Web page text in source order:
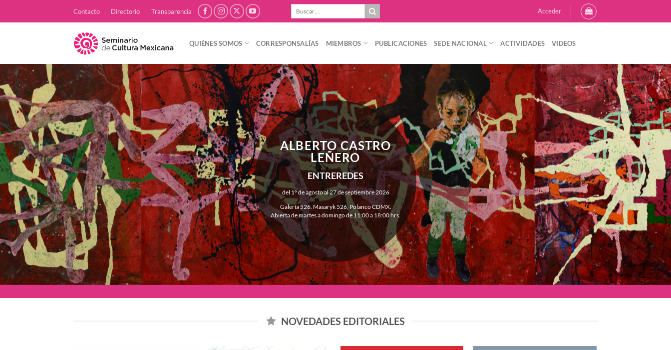
Contacto Directorio Transparencia Acceder
QUIÉNES SOMOS CORRESPONSALÍAS MIEMBROS PUBLICACIONES SEDE NACIONAL ACTIVIDADES VIDEOS
ALBERTO CASTRO
LEÑERO
ENTREREDES
del 1º de agosto al 27 de septiembre 2026
Galería 526. Masaryk 526, Polanco CDMX.
Abierta de martes a domingo de 11:00 a 18:00 hrs.
NOVEDADES EDITORIALES